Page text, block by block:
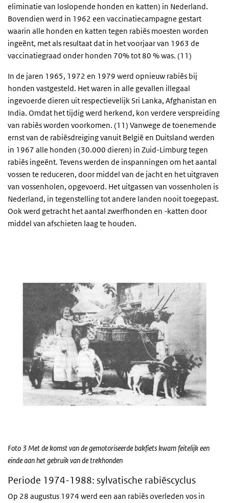
eliminatie van loslopende honden en katten) in Nederland.
Bovendien werd in 1962 een vaccinatiecampagne gestart
waarin alle honden en katten tegen rabiës moesten worden
ingeënt, met als resultaat dat in het voorjaar van 1963 de
vaccinatiegraad onder honden 70% tot 80 % was. (11)
In de jaren 1965, 1972 en 1979 werd opnieuw rabiës bij
honden vastgesteld. Het waren in alle gevallen illegaal
ingevoerde dieren uit respectievelijk Sri Lanka, Afghanistan en
India. Omdat het tijdig werd herkend, kon verdere verspreiding
van rabiës worden voorkomen. (11) Vanwege de toenemende
ernst van de rabiësdreiging vanuit België en Duitsland werden
in 1967 alle honden (30.000 dieren) in Zuid-Limburg tegen
rabiës ingeënt. Tevens werden de inspanningen om het aantal
vossen te reduceren, door middel van de jacht en het uitgraven
van vossenholen, opgevoerd. Het uitgassen van vossenholen is
Nederland, in tegenstelling tot andere landen nooit toegepast.
Ook werd getracht het aantal zwerfhonden en -katten door
middel van afschieten laag te houden.
Foto 3 Met de komst van de gemotoriseerde bakfiets kwam feitelijk een
einde aan het gebruik van de trekhonden
Periode 1974-1988: sylvatische rabiëscyclus
Op 28 augustus 1974 werd een aan rabiës overleden vos in